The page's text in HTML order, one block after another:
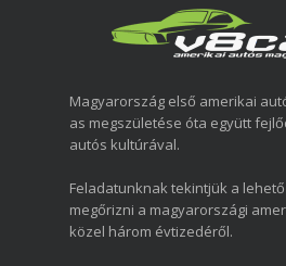
Magyarország első amerikai
as megszületése óta együtt
autós kultúrával.
Feladatunknak tekintjük a
megőrizni a magyarországi
közel három évtizedéről.